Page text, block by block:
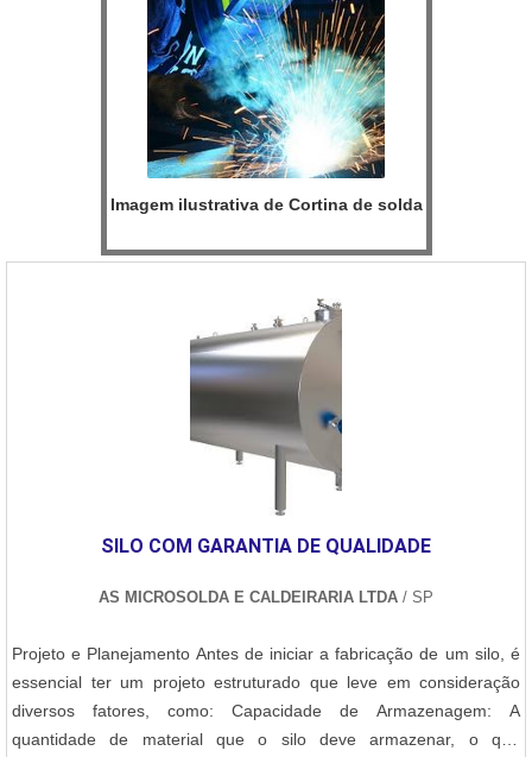
Imagem ilustrativa de Cortina de solda
SILO COM GARANTIA DE QUALIDADE
AS MICROSOLDA E CALDEIRARIA LTDA / SP
Projeto e Planejamento Antes de iniciar a fabricação de um silo, é
essencial ter um projeto estruturado que leve em consideração
diversos fatores, como: Capacidade de Armazenagem: A
quantidade de material que o silo deve armazenar, o que